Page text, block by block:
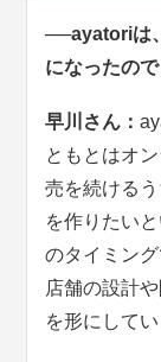
──ayatoriは
になったので
早川さん：
ともとはオ
売を続ける
を作りたい
のタイミン
店舗の設計
を形にしてい